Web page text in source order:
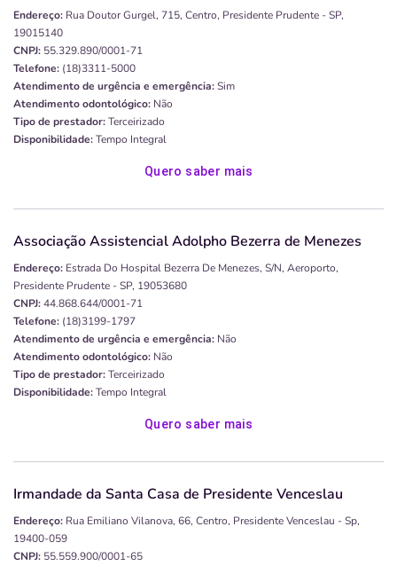
Endereço: Rua Doutor Gurgel, 715, Centro, Presidente Prudente - SP,
19015140
CNPJ: 55.329.890/0001-71
Telefone: (18)3311-5000
Atendimento de urgência e emergência:Sim
Atendimento odontológico: Não
Tipo de prestador:Terceirizado
Disponibilidade:Tempo Integral
Quero saber mais
Associação Assistencial Adolpho Bezerra de Menezes
Endereço: Estrada Do Hospital Bezerra De Menezes, S/n, Aeroporto,
Presidente Prudente - SP, 19053680
CNPJ:44.868.644/0001-71
Telefone: (18)3199-1797
Atendimento de urgência e emergência: Não
Atendimento odontológico: Não
Tipo de prestador:Terceirizado
Disponibilidade:Tempo Integral
Quero saber mais
Irmandade da Santa Casa de Presidente Venceslau
Endereço: Rua Emiliano Vilanova, 66, Centro, Presidente Venceslau - Sp,
19400-059
CNPJ: 55.559.900/0001-65